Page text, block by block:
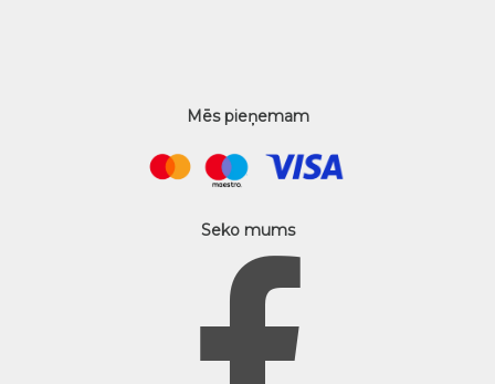
Mēs pieņemam
Seko mums